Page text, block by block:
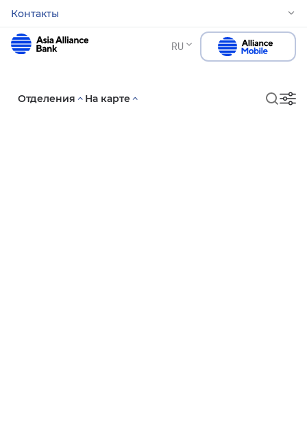
Контакты
RU
Отделения На карте